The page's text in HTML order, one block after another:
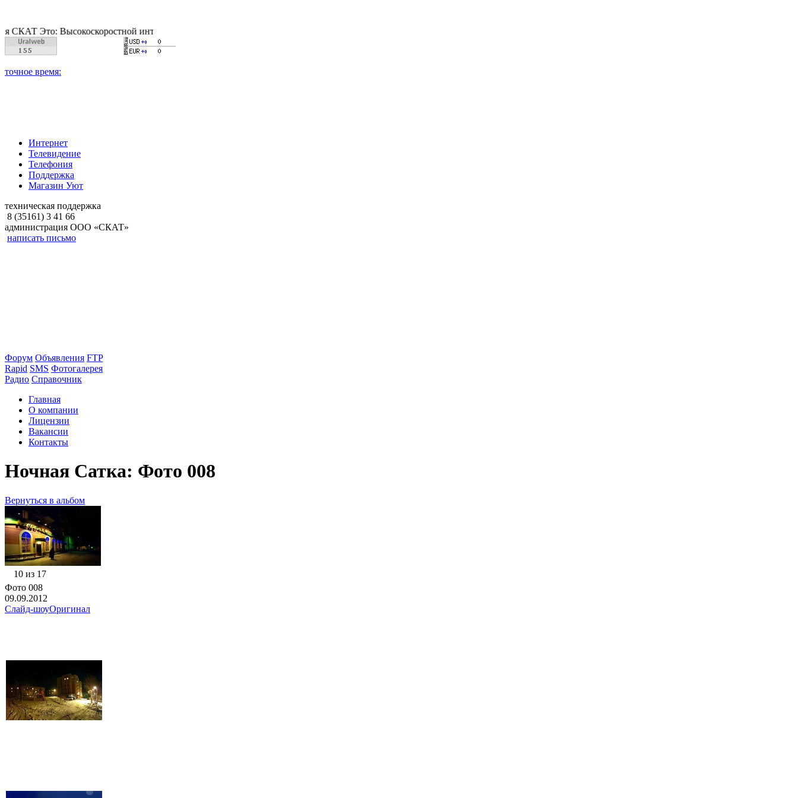
Это: Высокоскоростной интернет, качественное цифровое и кабельное телевиденье, надежное и быстрое продвижение вашей рекламы!
Интернет
Телевидение
Телефония
Поддержка
Магазин Уют
техническая поддержка
8 (35161) 3 41 66
администрация ООО «СКАТ»
написать письмо
Форум Объявления FTP
Rapid SMS Фотогалерея
Радио Справочник
Главная
О компании
Лицензии
Вакансии
Контакты
Ночная Сатка: Фото 008
Вернуться в альбом
10 из 17
Фото 008
09.09.2012
Слайд-шоуОригинал